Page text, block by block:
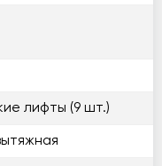
лифты (9 шт.)